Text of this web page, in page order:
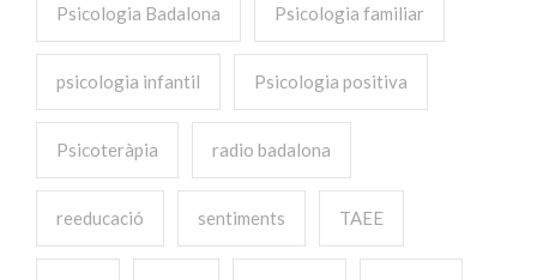
Psicologia Badalona Psicologia familiar
psicologia infantil Psicologia positiva
Psicoteràpia radio badalona
reeducació sentiments TAEE